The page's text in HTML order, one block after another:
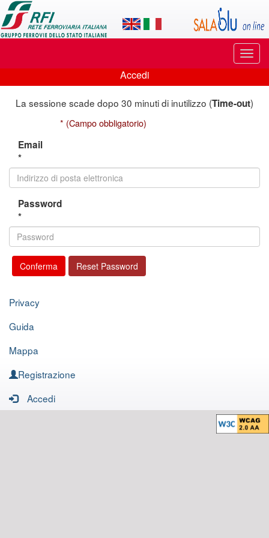
Applicazione
SalaBlu
Online
di
Rete
Ferroviaria
Italiana
di
Accedi
Accedi
La sessione scade dopo 30 minuti di inutilizzo (Time-out)
* (Campo obbligatorio)
Email
*
Password
*
Privacy
Guida
Mappa
Registrazione
Accedi